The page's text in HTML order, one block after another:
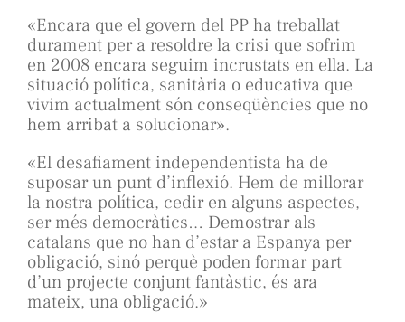
«Encara que el govern del PP ha treballat
durament per a resoldre la crisi que sofrim
en 2008 encara seguim incrustats en ella. La
situació política, sanitària o educativa que
vivim actualment són conseqüències que no
hem arribat a solucionar».
«El desafiament independentista ha de
suposar un punt d’inflexió. Hem de millorar
la nostra política, cedir en alguns aspectes,
ser més democràtics… Demostrar als
catalans que no han d’estar a Espanya per
obligació, sinó perquè poden formar part
d’un projecte conjunt fantàstic, és ara
mateix, una obligació.»